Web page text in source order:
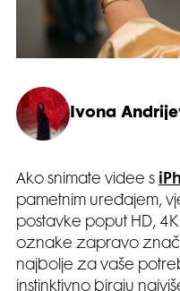
Ivona
Ako snimate videe s
pametnim uređajem,
postavke poput HD, 4K
oznake zapravo
najbolje za vaše
instinktivno biraju